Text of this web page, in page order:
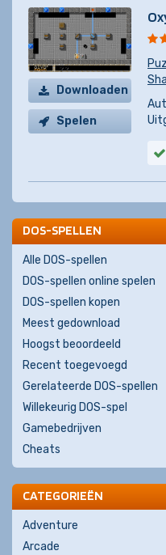
Downloaden
Spelen
DOS-SPELLEN
Alle DOS-spellen
DOS-spellen online spelen
DOS-spellen kopen
Meest gedownload
Hoogst beoordeeld
Recent toegevoegd
Gerelateerde DOS-spellen
Willekeurig DOS-spel
Gamebedrijven
Cheats
CATEGORIEËN
Adventure
Arcade